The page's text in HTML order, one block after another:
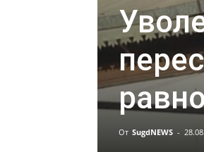
От SugdNEWS -